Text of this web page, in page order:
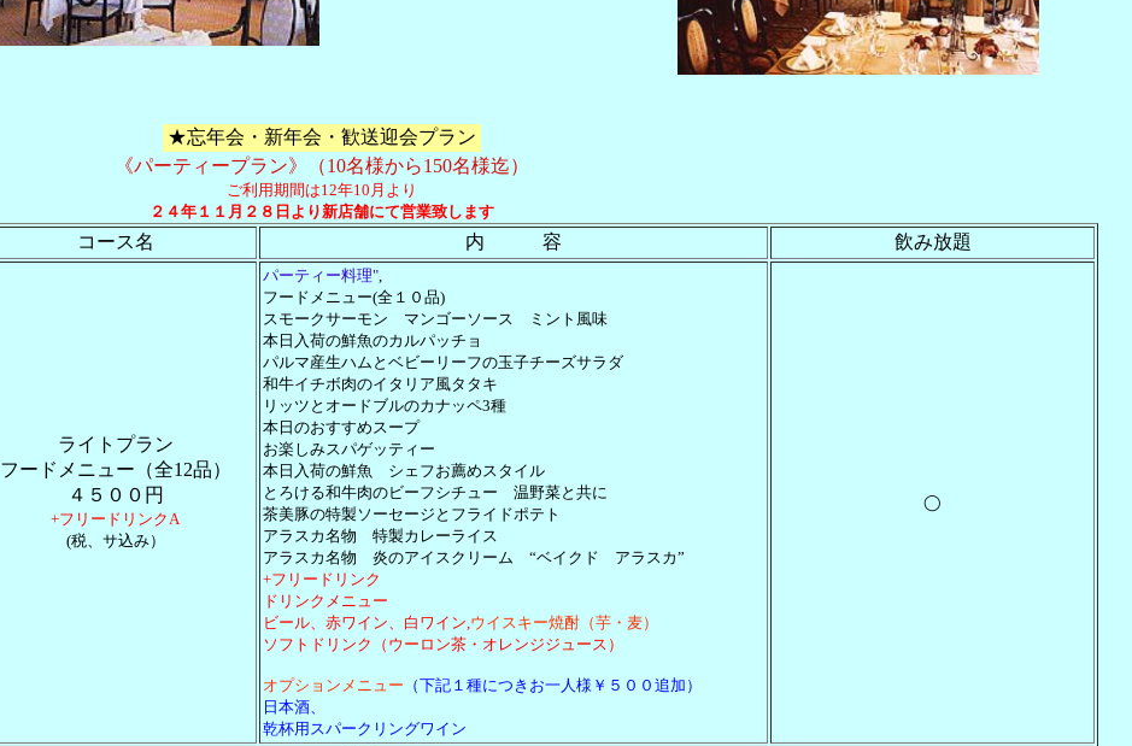
★忘年会・新年会・歓送迎会プラン
《パーティープラン》（10名様から150名様迄）
ご利用期間は12年10月より
２４年１１月２８日より新店舗にて営業致します
コース名 内 容 飲み放題
ライトプラン
フードメニュー（全12品）
４５００円
+フリードリンクA
(税、サ込み）
パーティー料理",
フードメニュー(全１０品)
スモークサーモン マンゴーソース ミント風味
本日入荷の鮮魚のカルパッチョ
パルマ産生ハムとベビーリーフの玉子チーズサラダ
和牛イチボ肉のイタリア風タタキ
リッツとオードブルのカナッペ3種
本日のおすすめスープ
お楽しみスパゲッティー
本日入荷の鮮魚 シェフお薦めスタイル
とろける和牛肉のビーフシチュー 温野菜と共に
茶美豚の特製ソーセージとフライドポテト
アラスカ名物 特製カレーライス
アラスカ名物 炎のアイスクリーム “ベイクド アラスカ”
+フリードリンク
ドリンクメニュー
ビール、赤ワイン、白ワイン,ウイスキー焼酎（芋・麦）
ソフトドリンク（ウーロン茶・オレンジジュース）
オプションメニュー （下記１種につきお一人様￥５００追加）
日本酒、
乾杯用スパークリングワイン
◯